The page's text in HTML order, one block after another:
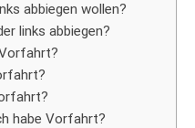
abbiegen wollen?
links abbiegen?
habe Vorfahrt?